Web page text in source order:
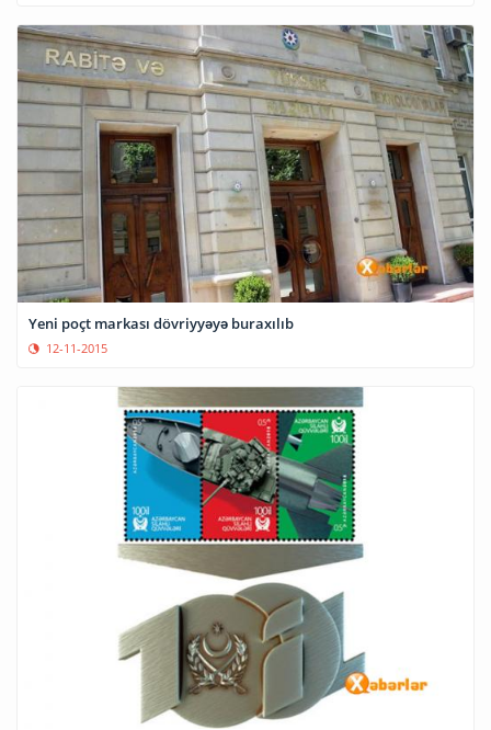
Yeni poçt markası dövriyyəyə buraxılıb
12-11-2015